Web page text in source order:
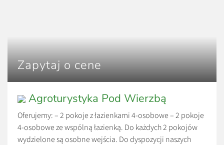
Zapytaj o cene
Agroturystyka Pod Wierzbą
Oferujemy: – 2 pokoje z łazienkami 4-osobowe – 2 pokoje
4-osobowe ze wspólną łazienką. Do każdych 2 pokojów
wydzielone są osobne wejścia. Do dyspozycji naszych